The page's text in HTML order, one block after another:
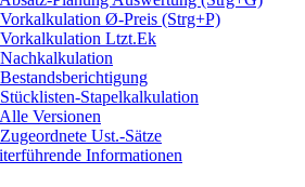
Ø-Preis (Strg+P)
Ltzt.Ek
Stapelkalkulation
Versionen
Ust.-Sätze
Informationen